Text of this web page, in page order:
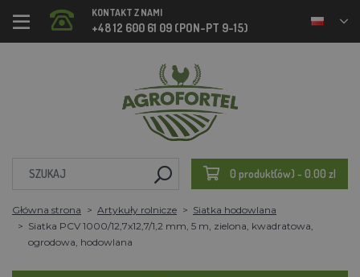
KONTAKT Z NAMI
+48 12 600 61 09 (PON-PT 9-15)
0 produkt(ów) - 0.00 zl
Główna strona Artykuły rolnicze
Siatka hodowlana
Siatka PCV 1000/12,7x12,7/1,2 mm, 5 m, zielona, kwadratowa,
ogrodowa, hodowlana